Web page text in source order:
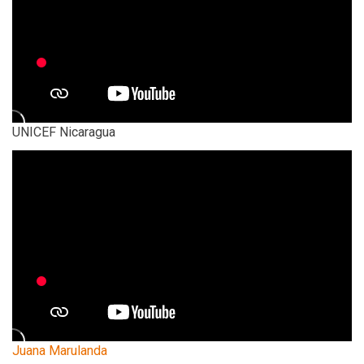
UNICEF Nicaragua
Juana Marulanda